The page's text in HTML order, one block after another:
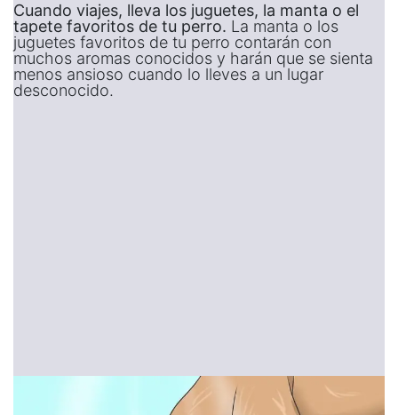
Cuando viajes, lleva los juguetes, la manta o el
tapete favoritos de tu perro. La manta o los
juguetes favoritos de tu perro contarán con
muchos aromas conocidos y harán que se sienta
menos ansioso cuando lo lleves a un lugar
desconocido.